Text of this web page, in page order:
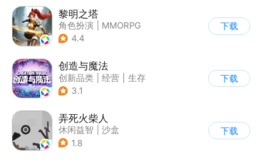
黎明之塔
角色扮演
MMORPG
| 奇幻
4.4
下载
创造与魔法
创新品类 经营
生存
| 开放世界
3.1
下载
弄死火柴人
休闲益智
沙盒
| 火柴人
1.8
下载